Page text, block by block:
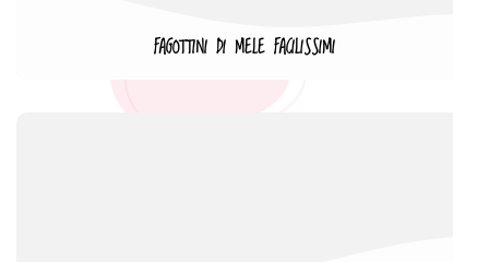
FAGOTTINI DI MELE FACILISSIMI